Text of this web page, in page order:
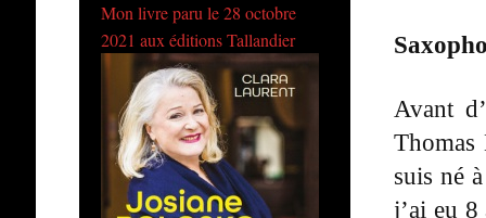
Avant
Thomas
suis né
j’ai eu
Mon livre paru le 28 octobre
2021 aux éditions Tallandier